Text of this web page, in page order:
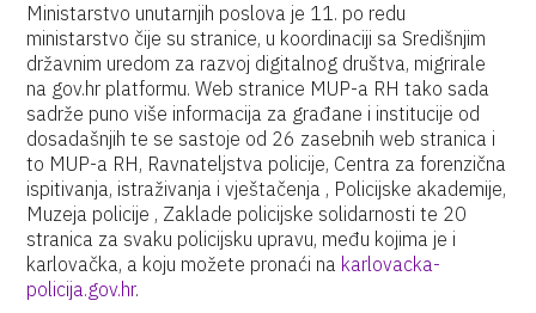
Ministarstvo unutarnjih poslova je 11. po redu
ministarstvo čije su stranice, u koordinaciji sa Središnjim
državnim uredom za razvoj digitalnog društva, migrirale
na gov.hr platformu. Web stranice MUP-a RH tako sada
sadrže puno više informacija za građane i institucije od
dosadašnjih te se sastoje od 26 zasebnih web stranica i
to MUP-a RH, Ravnateljstva policije, Centra za forenzična
ispitivanja, istraživanja i vještačenja , Policijske akademije,
Muzeja policije , Zaklade policijske solidarnosti te 20
stranica za svaku policijsku upravu, među kojima je i
karlovačka, a koju možete pronaći na karlovacka-
policija.gov.hr.